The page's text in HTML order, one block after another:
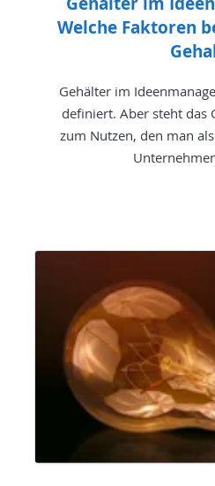
Welche Faktoren
Gehälter im
definiert. Aber steht das
zum Nutzen, den man